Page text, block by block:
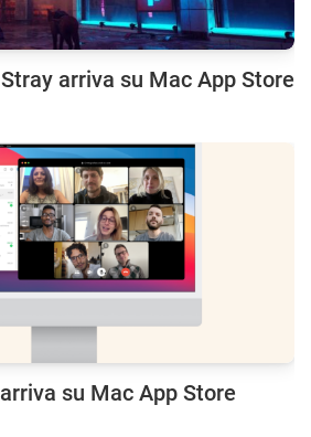
arriva su Mac App Store
su Mac App Store